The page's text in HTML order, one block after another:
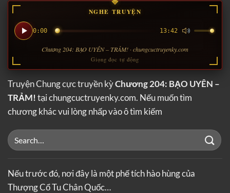
NGHE TRUYỆN
0:00 13:42
Chương 204: BẠO UYÊN – TRẢM! · chungcuctruyenky.com
Giọng đọc tự động
Truyện Chung cực truyền kỳChương 204: BẠO UYÊN –
TRẢM!tại chungcuctruyenky.com. Nếu muốn tìm
chương khác vui lòng nhấp vào ô tìm kiếm
Nếu trước đó, nơi đây là một phế tích hào hùng của
Thượng Cổ Tu Chân Quốc…